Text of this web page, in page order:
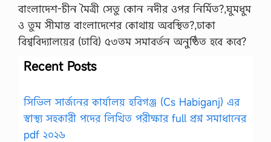
বাংলাদেশ-চীন মৈত্রী সেতু কোন নদীর ওপর নির্মিত?,ঘুমধুম
ও তুম সীমান্ত বাংলাদেশের কোথায় অবস্থিত?,ঢাকা
বিশ্ববিদ্যালয়ের (ঢাবি) ৫৩তম সমাবর্তন অনুষ্ঠিত হবে কবে?
Recent Posts
সিভিল সার্জনের কার্যালয় হবিগঞ্জ (Cs Habiganj) এর
স্বাস্থ্য সহকারী পদের লিখিত পরীক্ষার full প্রশ্ন সমাধানের
pdf ২০২৬